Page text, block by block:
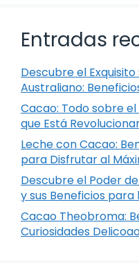
Entradas
Descubre el
Australiano:
Cacao: Todo sobre
que Está
Leche con Cacao:
para Disfrutar al
Descubre el Poder
y sus Beneficios para
Cacao Theobroma:
Curiosidades